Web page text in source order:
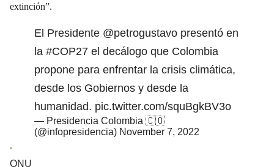
extinción”.
El Presidente @petrogustavo presentó en
la #COP27 el decálogo que Colombia
propone para enfrentar la crisis climática,
desde los Gobiernos y desde la
humanidad. pic.twitter.com/squBgkBV3o
— Presidencia Colombia 🇨🇴
(@infopresidencia) November 7, 2022
ONU